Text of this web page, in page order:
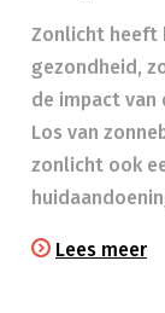
Zonlicht heeft
gezondheid,
de impact van
Los van
zonlicht ook
Lees meer